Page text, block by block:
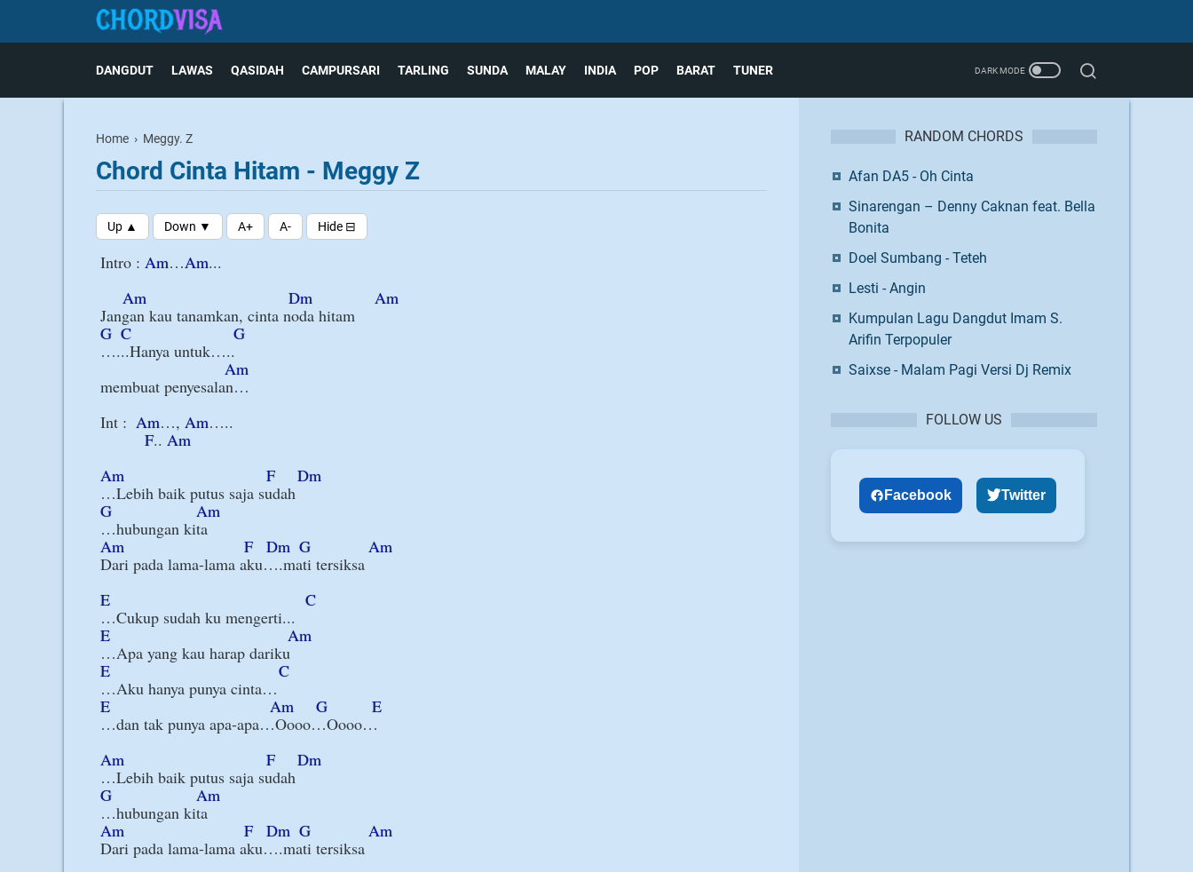
DANGDUT LAWAS QASIDAH CAMPURSARI TARLING SUNDA MALAY INDIA POP BARAT TUNER
Home › Meggy. Z
Chord Cinta Hitam - Meggy Z
Intro : Am…Am...
Am
Dm
Am
G C
G
…...Hanya untuk…..
Am
membuat penyesalan…
Int : Am…, Am…..
F.. Am
Am
F
Dm
G
Am
Am
F Dm G
Am
Dari pada lama-lama aku….mati tersiksa
E
C
E
Am
E
C
E
Am G
E
…dan tak punya apa-apa…Oooo…Oooo…
Am
F
Dm
G
Am
Am
F Dm G
Am
Dari pada lama-lama aku….mati tersiksa
RANDOM CHORDS
Afan DA5 - Oh Cinta
Sinarengan – Denny Caknan feat. Bella
Bonita
Doel Sumbang - Teteh
Lesti - Angin
Kumpulan Lagu Dangdut Imam S.
Arifin Terpopuler
Saixse - Malam Pagi Versi Dj Remix
FOLLOW US
Facebook Twitter